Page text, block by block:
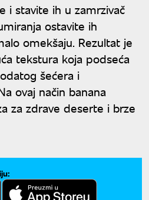
i stavite ih u zamrzivač
ostavite ih
omekšaju. Rezultat je
tekstura koja podseća
šećera i
ovaj način banana
za zdrave deserte i brze